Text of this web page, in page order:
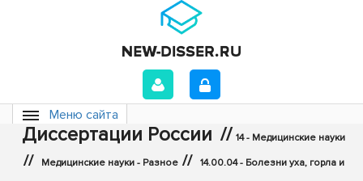
Меню сайта
Диссертации России // 14 - Медицинские науки
// Медицинские науки - Разное // 14.00.04 - Болезни уха, горла и